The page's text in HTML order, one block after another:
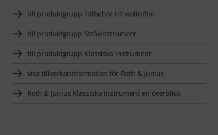
till produktgrupp Tillbehör till violin/fiol
till produktgrupp Stråkinstrument
till produktgrupp Klassiska instrument
visa tillverkarinformation för Roth & Junius
Roth & Junius Klassiska instrument en överblick